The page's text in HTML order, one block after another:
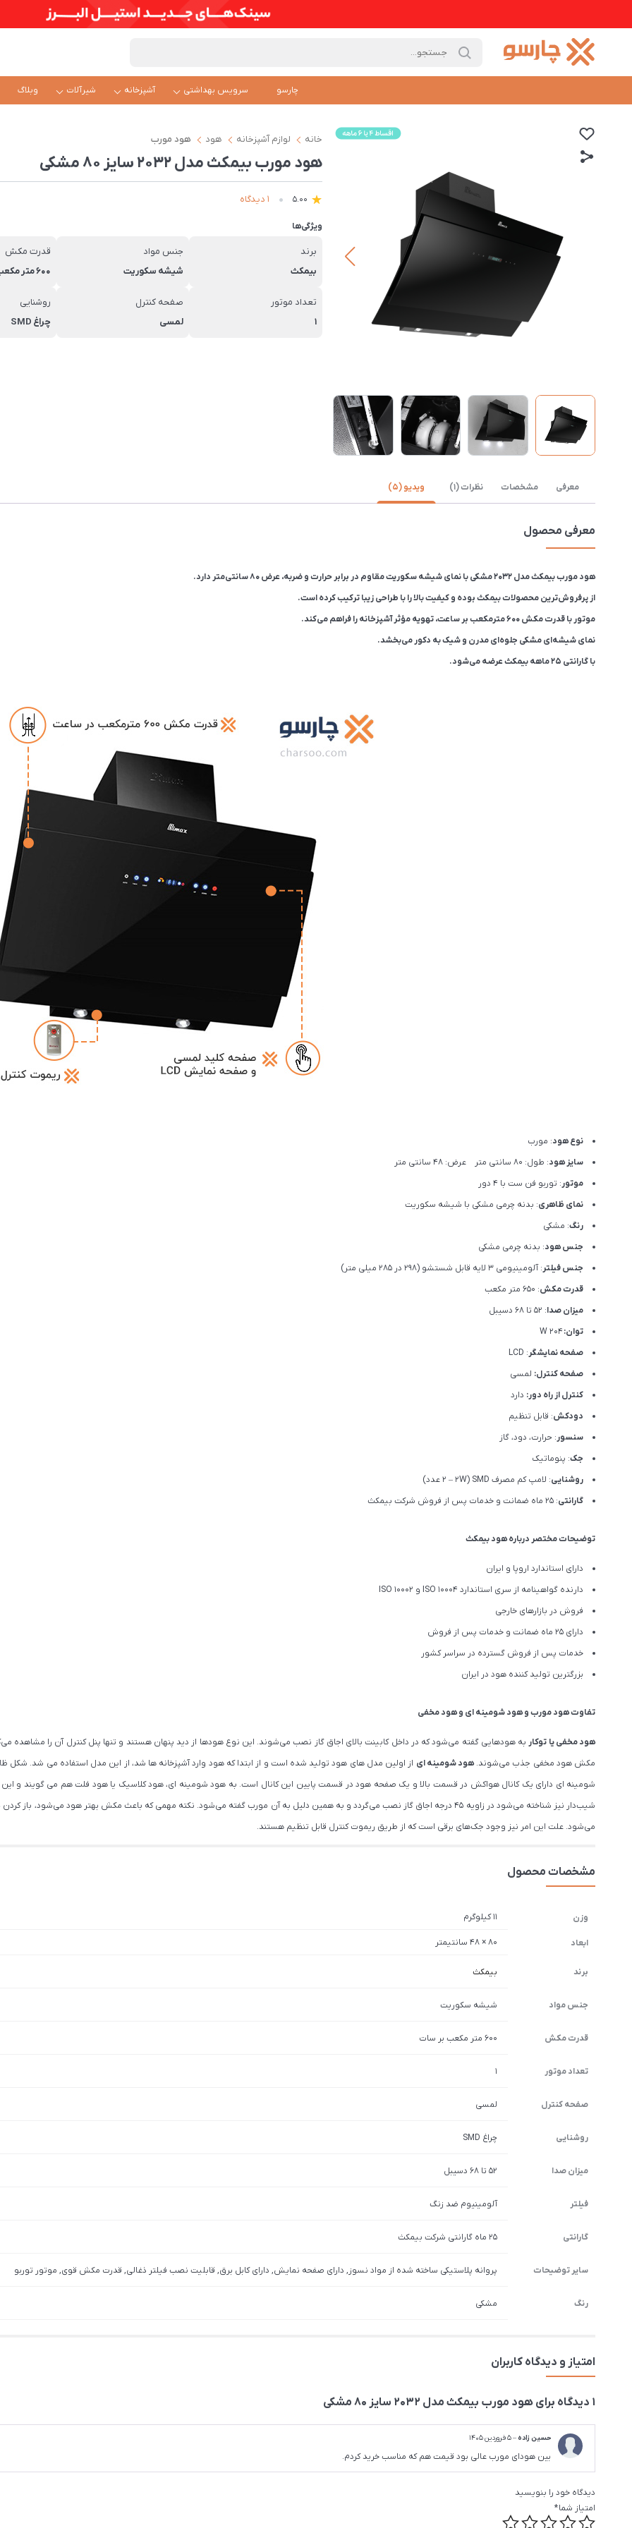
چارسو سرویس بهداشتی آشپزخانه شیرآلات وبلاگ
خانه لوازم آشپزخانه هود هود مورب
هود مورب بیمکث مدل 2032 سایز 80 مشکی
5.00 1 دیدگاه
ویژگی‌ها
برند
بیمکث
جنس مواد
شیشه سکوریت
قدرت مکش
600 متر مکعب بر سات
تعداد موتور
1
صفحه کنترل
لمسی
روشنایی
چراغ SMD
معرفی مشخصات نظرات (1) ویدیو (5)
معرفی محصول
هود مورب بیمکث مدل 2032 مشکی با نمای شیشه سکوریت مقاوم در برابر حرارت و ضربه، عرض 80 سانتی‌متر دارد.
از پرفروش‌ترین محصولات بیمکث بوده و کیفیت بالا را با طراحی زیبا ترکیب کرده است.
موتور با قدرت مکش ۶۰۰ مترمکعب بر ساعت، تهویه مؤثر آشپزخانه را فراهم می‌کند.
نمای شیشه‌ای مشکی جلوه‌ای مدرن و شیک به دکور می‌بخشد.
با گارانتی ۲۵ ماهه بیمکث عرضه می‌شود.
نوع هود: مورب
سایز هود: طول: 80 سانتی متر عرض: 48 سانتی متر
موتور: توربو فن ست با 4 دور
نمای ظاهری: بدنه چرمی مشکی با شیشه سکوریت
رنگ: مشکی
جنس هود: بدنه چرمی مشکی
جنس فیلتر: آلومینیومی 3 لایه قابل شستشو (298 در 285 میلی متر)
قدرت مکش: 650 متر مکعب
میزان صدا: 52 تا 68 دسیبل
توان:
صفحه نمایشگر: LCD
صفحه کنترل: لمسی
کنترل از راه دور: دارد
دودکش: قابل تنظیم
سنسور: حرارت، دود، گاز
جک: پنوماتیک
روشنایی: لامپ کم مصرف SMD (۲ – ۲W عدد)
گارانتی: 25 ماه ضمانت و خدمات پس از فروش شرکت بیمکث
توضیحات مختصر درباره هود بیمکث
دارای استاندارد اروپا و ایران
دارنده گواهینامه از سری استاندارد ISO 10004 و ISO 10002
فروش در بازارهای خارجی
دارای 25 ماه ضمانت و خدمات پس از فروش
خدمات پس از فروش گسترده در سراسر کشور
بزرگترین تولید کننده هود در ایران
تفاوت هود مورب و هود شومینه ای و هود مخفی
هود مخفی یا توکار به هودهایی گفته می‌شود که در داخل کابینت بالای اجاق گاز نصب می‌شوند. این نوع هودها از دید پنهان هستند و تنها پنل کنترل آن را مشاهده
مکش هود مخفی جذب می‌شوند.هود شومینه ای
شومینه ای دارای یک کانال هواکش در قسمت بالا و یک صفحه هود در قسمت پایین این کانال است. به هود شومینه ای، هود کلاسیک یا هود فلت هم می گویند و
شیب‌دار نیز شناخته می‌شود در زاویه ۴۵ درجه اجاق گاز نصب می‌گردد و به همین دلیل به آن مورب گفته می‌شود. نکته مهمی که باعث مکش بهتر هود
می‌شود. علت این امر نیز وجود جک‌های برقی است که از طریق ریموت کنترل قابل تنظیم هستند.
مشخصات محصول
وزن 11 کیلوگرم
ابعاد 80 × 48 سانتیمتر
برند بیمکث
جنس مواد شیشه سکوریت
قدرت مکش 600 متر مکعب بر سات
تعداد موتور 1
صفحه کنترل لمسی
روشنایی چراغ SMD
میزان صدا 52 تا 68 دسیبل
فیلتر آلومینیوم ضد زنگ
گارانتی 25 ماه گارانتی شرکت بیمکث
سایر توضیحات پروانه پلاستیکی ساخته شده از مواد نسوز, دارای صفحه نمایش, دارای کابل برق, قابلیت نصب فیلتر ذغالی, قدرت مکش قوی, موتور توربو
رنگ مشکی
امتیاز و دیدگاه کاربران
1 دیدگاه برای هود مورب بیمکث مدل 2032 سایز 80 مشکی
حسین زاده–5 فروردین 1405
بین هودای مورب عالی بود قیمت هم که مناسب خرید کردم.
دیدگاه خود را بنویسید
امتیاز شما*